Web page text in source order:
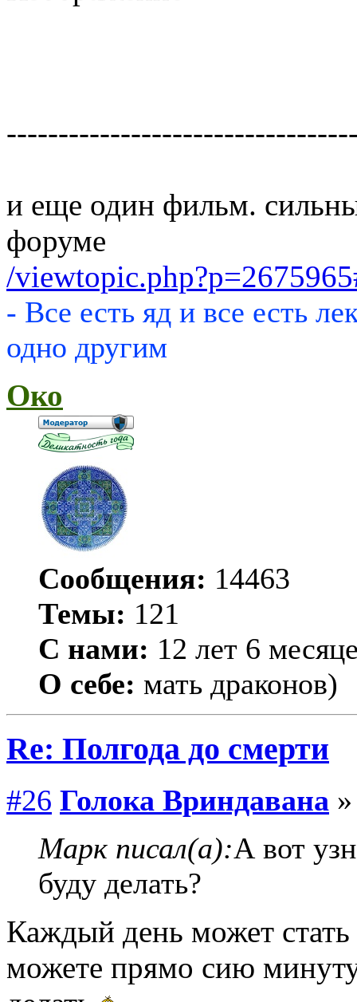
и еще один фильм.
форуме
/
- Все есть яд и все есть
одно другим
Око
Сообщения: 14463
Темы: 121
С нами: 12 лет 6
О себе: мать драконов)
Re: Полгода до смерти
#26 Голока Вриндавана
Марк писал(а):А вот
буду делать?
Каждый день может
можете прямо сию